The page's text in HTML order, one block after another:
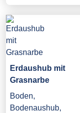
Erdaushub mit
Grasnarbe
Boden,
Bodenaushub,